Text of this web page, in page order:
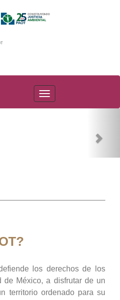
PAOT
los derechos de los
de México, a disfrutar de un
territorio ordenado para su